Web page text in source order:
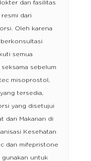
dan fasilitas
dari
Oleh karena
semua
sebelum
misoprostol,
tersedia,
yang disetujui
dan Makanan di
Kesehatan
dan mifepristone
untuk